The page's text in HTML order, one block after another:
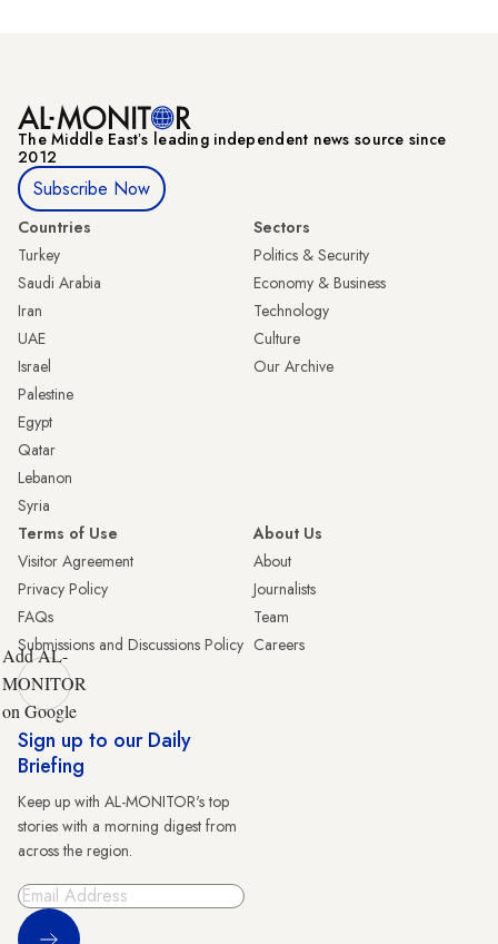
The Middle Eastʼs leading independent news source since
2012
Subscribe Now
Countries
Turkey
Saudi Arabia
Iran
UAE
Israel
Palestine
Egypt
Qatar
Lebanon
Syria
Sectors
Politics & Security
Economy & Business
Technology
Culture
Our Archive
Terms of Use
Visitor Agreement
Privacy Policy
FAQs
Submissions and Discussions Policy
About Us
About
Journalists
Team
Careers
Add AL-
MONITOR
on Google
Sign up to our Daily
Briefing
Keep up with AL-MONITOR's top
stories with a morning digest from
across the region.
Sign Up